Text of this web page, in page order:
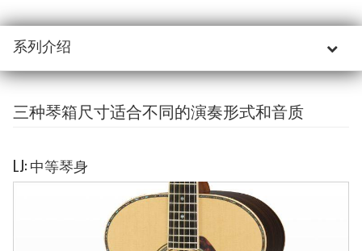
系列介绍
三种琴箱尺寸适合不同的演奏形式和音质
LJ: 中等琴身